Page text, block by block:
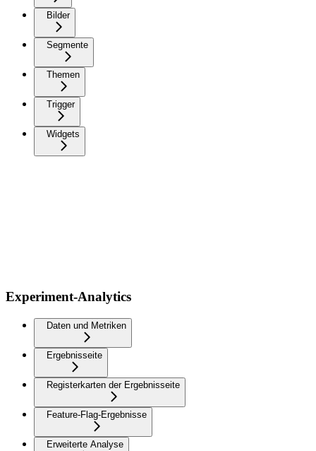
Bilder
Segmente
Themen
Trigger
Widgets
Experiment-Analytics
Daten und Metriken
Ergebnisseite
Registerkarten der Ergebnisseite
Feature-Flag-Ergebnisse
Erweiterte Analyse